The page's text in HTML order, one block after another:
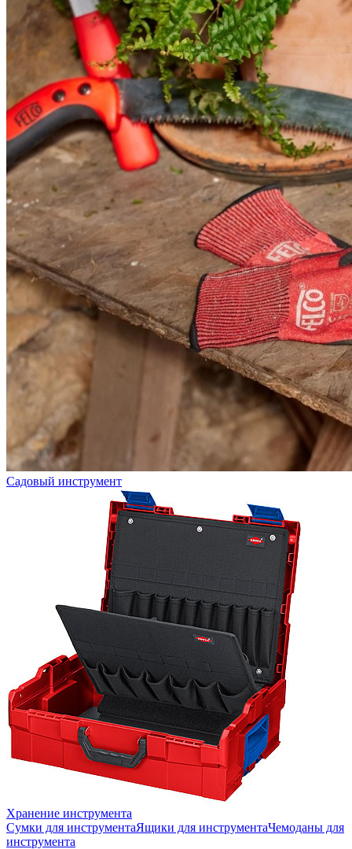
Садовый инструмент
Хранение инструмента
Сумки для инструментаЯщики для инструментаЧемоданы для
инструмента